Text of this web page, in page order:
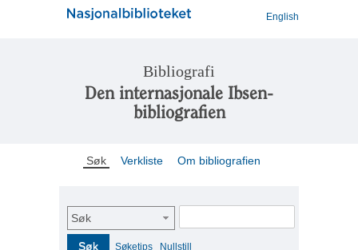
English
Bibliografi
Den internasjonale Ibsen-
bibliografien
Søk Verkliste Om bibliografien
Søk
Søk Søketips Nullstill